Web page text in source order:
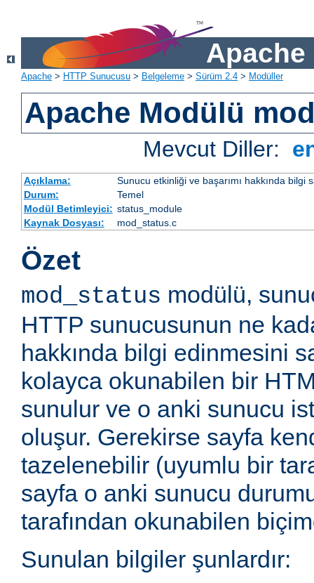
Apache
Apache > HTTP Sunucusu > Belgeleme > Sürüm 2.4 > Modüller
Apache Modülü
Mevcut Diller:
Açıklama:
Sunucu etkinliği ve başarımı hakkında bilgi
Durum:
Temel
Modül Betimleyici: status_module
Kaynak Dosyası:
mod_status.c
Özet
mod_status modülü,
HTTP sunucusunun ne
hakkında bilgi edinmesini
kolayca okunabilen bir
sunulur ve o anki sunucu
oluşur. Gerekirse sayfa
tazelenebilir (uyumlu bir
sayfa o anki sunucu
tarafından okunabilen
Sunulan bilgiler şunlardır: